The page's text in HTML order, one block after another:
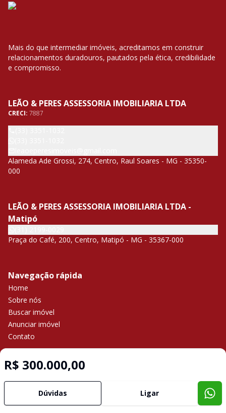
R$ 300.000,00
Dúvidas Ligar
Mais do que intermediar imóveis, acreditamos em construir
relacionamentos duradouros, pautados pela ética, credibilidade
e compromisso.
LEÃO & PERES ASSESSORIA IMOBILIARIA LTDA
CRECI: 7887
Alameda Ade Grossi, 274, Centro, Raul Soares - MG - 35350-
000
LEÃO & PERES ASSESSORIA IMOBILIARIA LTDA -
Matipó
Praça do Café, 200, Centro, Matipó - MG - 35367-000
Navegação rápida
Home
Sobre nós
Buscar imóvel
Anunciar imóvel
Contato
Selo de Tecnologia Loft